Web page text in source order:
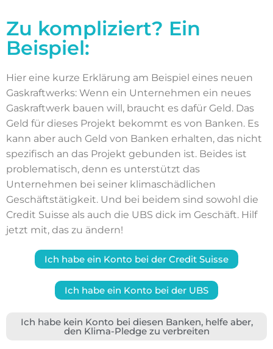
Zu kompliziert? Ein
Beispiel:
Hier eine kurze Erklärung am Beispiel eines neuen
Gaskraftwerks: Wenn ein Unternehmen ein neues
Gaskraftwerk bauen will, braucht es dafür Geld. Das
Geld für dieses Projekt bekommt es von Banken. Es
kann aber auch Geld von Banken erhalten, das nicht
spezifisch an das Projekt gebunden ist. Beides ist
problematisch, denn es unterstützt das
Unternehmen bei seiner klimaschädlichen
Geschäftstätigkeit. Und bei beidem sind sowohl die
Credit Suisse als auch die UBS dick im Geschäft. Hilf
jetzt mit, das zu ändern!
Ich habe ein Konto bei der Credit Suisse
Ich habe ein Konto bei der UBS
Ich habe kein Konto bei diesen Banken, helfe aber,
den Klima-Pledge zu verbreiten